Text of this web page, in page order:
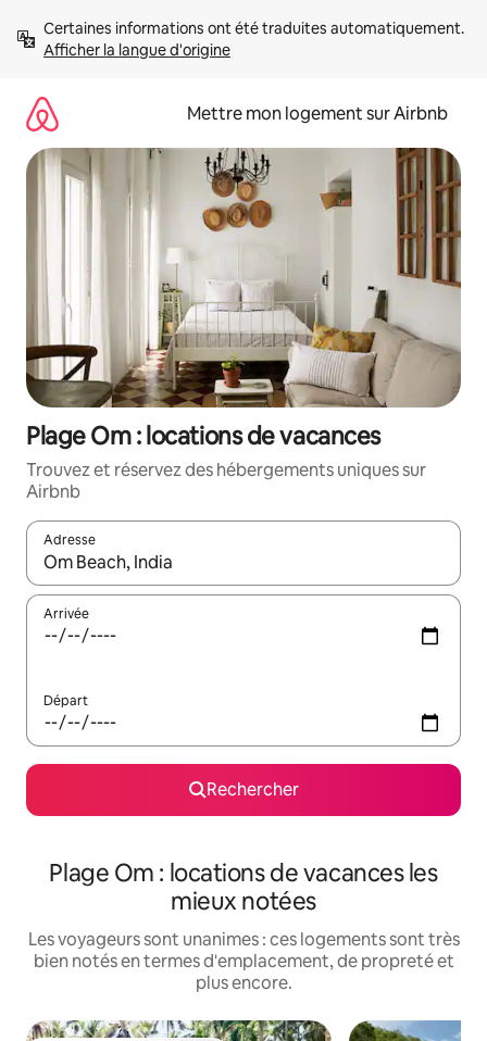
directement
Afficher la langue d'origine
Mettre mon logement sur Airbnb
Plage Om : locations de vacances
Trouvez et réservez des hébergements uniques sur
Airbnb
Adresse
Lorsque les résultats s'affichent, utilisez les flèches vers le
Arrivée
Départ
Rechercher
Plage Om : locations de vacances les
mieux notées
Les voyageurs sont unanimes : ces logements sont très
bien notés en termes d'emplacement, de propreté et
plus encore.